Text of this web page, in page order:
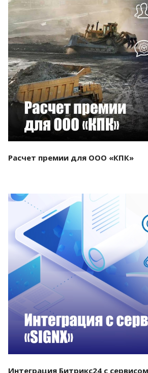
Смотреть проект
Расчет премии для ООО «КПК»
Смотреть проект
Интеграция Битрикс24 с